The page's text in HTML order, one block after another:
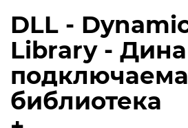
DLL -
Library -
библиотека